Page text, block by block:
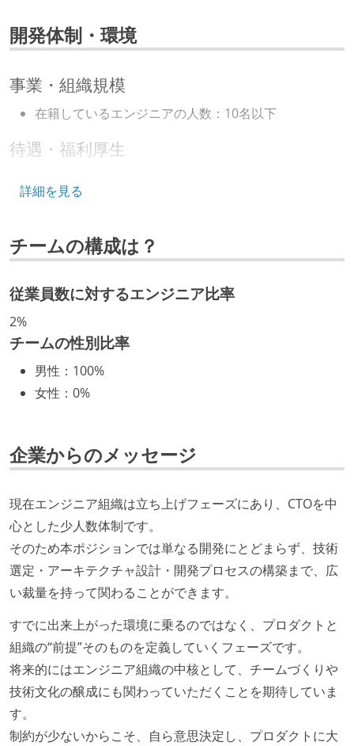
その他
開発体制・環境
事業・組織規模
在籍しているエンジニアの人数：10名以下
待遇・福利厚生
技術面接がある（既存コードのレビュー、DB・アーキ
テクチャ設計の口頭試問など）
職業安定法に対応する記載事項
当
休憩時間：1時間
試用期間：あり（3ヶ月間）
受動喫煙防止措置：屋内禁煙（屋内に喫煙可能室設
詳細を見る
チームの構成は？
従業員数に対するエンジニア比率
2%
チームの性別比率
男性 ： 100%
女性 ： 0%
企業からのメッセージ
現在エンジニア組織は立ち上げフェーズにあり、CTOを中
心とした少人数体制です。
そのため本ポジションでは単なる開発にとどまらず、技術
選定・アーキテクチャ設計・開発プロセスの構築まで、広
い裁量を持って関わることができます。
すでに出来上がった環境に乗るのではなく、プロダクトと
組織の“前提”そのものを定義していくフェーズです。
将来的にはエンジニア組織の中核として、チームづくりや
技術文化の醸成にも関わっていただくことを期待していま
す。
制約が少ないからこそ、自ら意思決定し、プロダクトに大